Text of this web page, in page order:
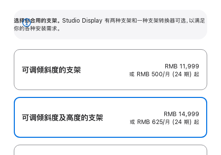
选择你合用的支架。 Studio Display 有两种支架和一种支架转换器可选，以满足
你的各种安装需求。
展
可调倾斜度的支架
RMB 11,999
或 RMB 500/月 (24 期) 起
可调倾斜度及高‍度的支‍架
RMB 14,999
或 RMB 625/月 (24 期) 起